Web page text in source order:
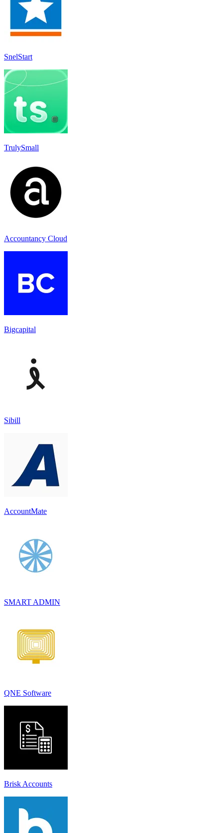
SnelStart
TrulySmall
Accountancy Cloud
Bigcapital
Sibill
AccountMate
SMART ADMIN
QNE Software
Brisk Accounts